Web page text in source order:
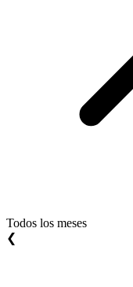
Todos los meses
❮